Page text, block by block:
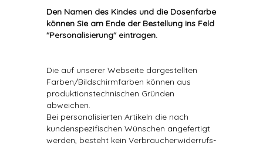
Den Namen des Kindes und die Dosenfarbe
können Sie am Ende der Bestellung ins Feld
"Personalisierung" eintragen.
Die auf unserer Webseite dargestellten
Farben/Bildschirmfarben können aus
produktionstechnischen Gründen
abweichen.
Bei personalisierten Artikeln die nach
kundenspezifischen Wünschen angefertigt
werden, besteht kein Verbraucherwiderrufs-